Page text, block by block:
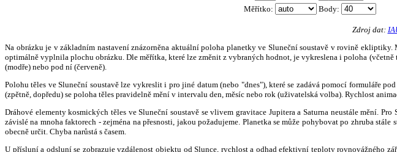
Měřítko: Body:
Zdroj dat:
Na obrázku je v základním nastavení znázorněna aktuální poloha planetky ve Sluneční soustavě v rovině
optimálně vyplnila plochu obrázku. Dle měřítka, které lze změnit z vybraných hodnot, je vykreslena i poloha
(modře) nebo pod ní (červeně).
Polohu těles ve Sluneční soustavě lze vykreslit i pro jiné datum (nebo "dnes"), které se zadává pomocí formuláře
(zpětně, dopředu) se poloha těles pravidelně mění v intervalu den, měsíc nebo rok (uživatelská volba). Rychlost
Dráhové elementy kosmických těles ve Sluneční soustavě se vlivem gravitace Jupitera a Saturna neustále mění.
závislé na mnoha faktorech - zejména na přesnosti, jakou požadujeme. Planetka se může pohybovat po zhruba
obecně určit. Chyba narůstá s časem.
U přísluní a odsluní se zobrazuje vzdálenost objektu od Slunce, rychlost a odhad efektivní teploty rovnovážného